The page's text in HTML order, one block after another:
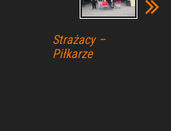
Strażacy –
Piłkarze